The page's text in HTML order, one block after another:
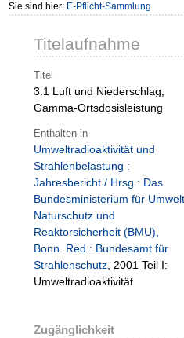
Sie sind hier: E-Pflicht-Sammlung
Titelaufnahme
Titel
3.1 Luft und Niederschlag,
Gamma-Ortsdosisleistung
Enthalten in
Umweltradioaktivität und
Strahlenbelastung :
Jahresbericht / Hrsg.: Das
Bundesministerium für Umwelt
Naturschutz und
Reaktorsicherheit (BMU),
Bonn. Red.: Bundesamt für
Strahlenschutz, 2001 Teil I:
Umweltradioaktivität
Zugänglichkeit